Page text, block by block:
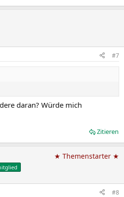
#7
daran? Würde mich
Zitieren
★ Themenstarter ★
#8